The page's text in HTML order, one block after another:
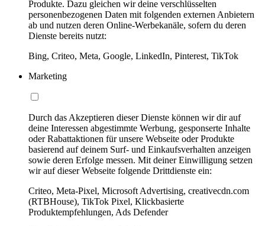
Produkte. Dazu gleichen wir deine verschlüsselten
personenbezogenen Daten mit folgenden externen Anbietern
ab und nutzen deren Online-Werbekanäle, sofern du deren
Dienste bereits nutzt:
Bing, Criteo, Meta, Google, LinkedIn, Pinterest, TikTok
Marketing
Durch das Akzeptieren dieser Dienste können wir dir auf
deine Interessen abgestimmte Werbung, gesponserte Inhalte
oder Rabattaktionen für unsere Webseite oder Produkte
basierend auf deinem Surf- und Einkaufsverhalten anzeigen
sowie deren Erfolge messen. Mit deiner Einwilligung setzen
wir auf dieser Webseite folgende Drittdienste ein:
Criteo, Meta-Pixel, Microsoft Advertising, creativecdn.com
(RTBHouse), TikTok Pixel, Klickbasierte
Produktempfehlungen, Ads Defender